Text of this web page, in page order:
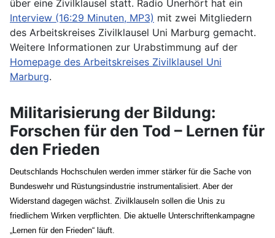
über eine Zivilklausel statt. Radio Unerhört hat ein
Interview (16:29 Minuten, MP3) mit zwei Mitgliedern
des Arbeitskreises Zivilklausel Uni Marburg gemacht.
Weitere Informationen zur Urabstimmung auf der
Homepage des Arbeitskreises Zivilklausel Uni
Marburg.
Militarisierung der Bildung:
Forschen für den Tod – Lernen für
den Frieden
Deutschlands Hochschulen werden immer stärker für die Sache von
Bundeswehr und Rüstungsindustrie instrumentalisiert. Aber der
Widerstand dagegen wächst. Zivilklauseln sollen die Unis zu
friedlichem Wirken verpflichten. Die aktuelle Unterschriftenkampagne
„Lernen für den Frieden“ läuft.